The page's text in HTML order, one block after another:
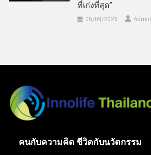
ที่เก่งที่สุด”
05/08/2026 Admin
คนกับความคิด ชีวิตกับนวัตกรรม